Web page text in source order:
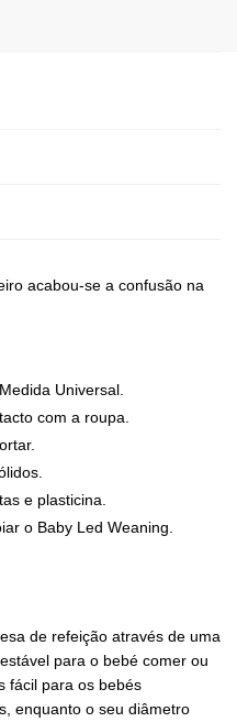
acabou-se a confusão na
Universal.
com a roupa.
e plasticina.
o Baby Led Weaning.
de refeição através de uma
para o bebé comer ou
fácil para os bebés
enquanto o seu diâmetro